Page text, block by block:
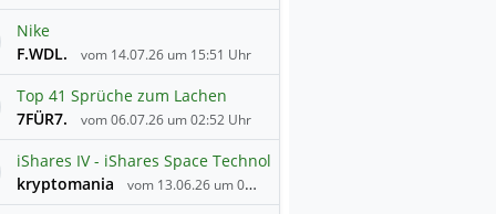
Nike
F.WDL.
vom 14.07.26 um 15:51 Uhr
Top 41 Sprüche zum Lachen
7FÜR7.
vom 06.07.26 um 02:52 Uhr
iShares IV - iShares Space Technologies UCITS ETF Accum USD
kryptomania
vom 13.06.26 um 08:42 Uhr